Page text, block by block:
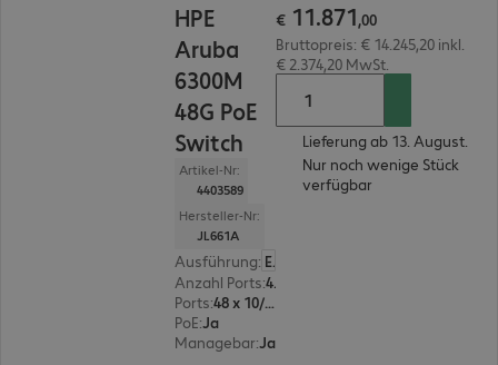
HPE
Aruba
6300M
48G PoE
Switch
Artikel-Nr:
4403589
Hersteller-Nr:
JL661A
Ausführung: Europäisch
Anzahl Ports: 48
Ports:
48 x 10/100/1000 RJ45
PoE:Ja
Managebar:Ja
€ 11.871,00
Bruttopreis: € 14.245,20 inkl.
€ 2.374,20 MwSt.
Lieferung ab 13. August.
Nur noch wenige Stück
verfügbar